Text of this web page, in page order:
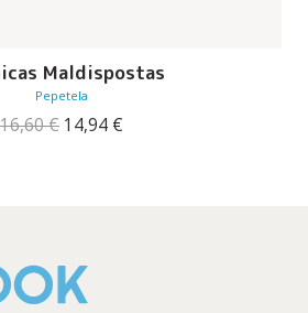
Maldispostas
Pepetela
16,60€ O
14,94 €